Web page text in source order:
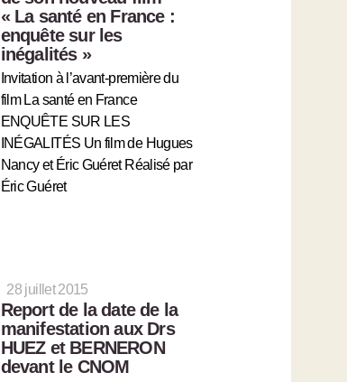
« La santé en France :
enquête sur les
inégalités »
Invitation à l’avant-première du
film La santé en France
ENQUÊTE SUR LES
INÉGALITÉS Un film de Hugues
Nancy et Éric Guéret Réalisé par
Éric Guéret
28 juillet 2015
Report de la date de la
manifestation aux Drs
HUEZ et BERNERON
devant le CNOM